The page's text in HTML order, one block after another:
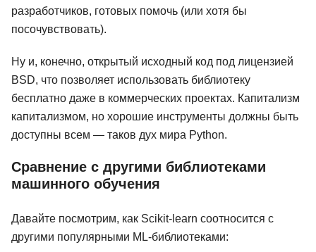
разработчиков, готовых помочь (или хотя бы
посочувствовать).
Ну и, конечно, открытый исходный код под лицензией
BSD, что позволяет использовать библиотеку
бесплатно даже в коммерческих проектах. Капитализм
капитализмом, но хорошие инструменты должны быть
доступны всем — таков дух мира Python.
Сравнение с другими библиотеками
машинного обучения
Давайте посмотрим, как Scikit-learn соотносится с
другими популярными ML-библиотеками: